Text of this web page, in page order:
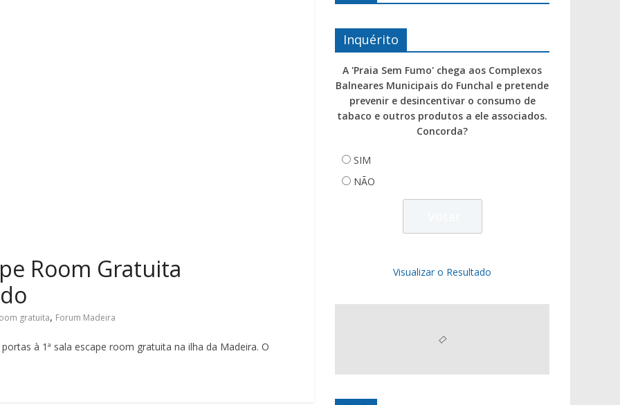
Room Gratuita
gratuita, Forum Madeira
à 1ª sala escape room gratuita na ilha da Madeira. O
Inquérito
A 'Praia Sem Fumo' chega aos Complexos
Balneares Municipais do Funchal e pretende
prevenir e desincentivar o consumo de
tabaco e outros produtos a ele associados.
Concorda?
SIM
NÃO
Visualizar o Resultado